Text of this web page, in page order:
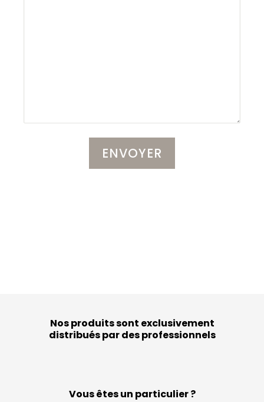
Nos produits sont exclusivement
distribués par des professionnels
Vous êtes un particulier ?